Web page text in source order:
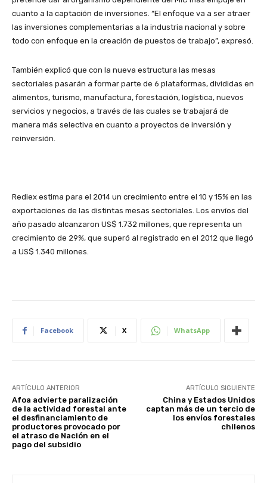
cuanto a la captación de inversiones. “El enfoque va a ser atraer
las inversiones complementarias a la industria nacional y sobre
todo con enfoque en la creación de puestos de trabajo”, expresó.
También explicó que con la nueva estructura las mesas
sectoriales pasarán a formar parte de 6 plataformas, divididas en
alimentos, turismo, manufactura, forestación, logística, nuevos
servicios y negocios, a través de las cuales se trabajará de
manera más selectiva en cuanto a proyectos de inversión y
reinversión.
Rediex estima para el 2014 un crecimiento entre el 10 y 15% en las
exportaciones de las distintas mesas sectoriales. Los envíos del
año pasado alcanzaron US$ 1.732 millones, que representa un
crecimiento de 29%, que superó al registrado en el 2012 que llegó
a US$ 1.340 millones.
Facebook X WhatsApp
ARTÍCULO ANTERIOR
Afoa advierte paralización
de la actividad forestal ante
el desfinanciamiento de
productores provocado por
el atraso de Nación en el
pago del subsidio
ARTÍCULO SIGUIENTE
China y Estados Unidos
captan más de un tercio de
los envíos forestales
chilenos